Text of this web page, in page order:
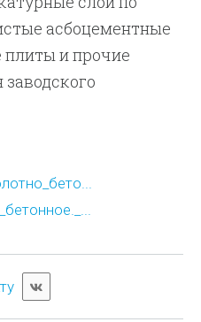
асбоцементные
и прочие